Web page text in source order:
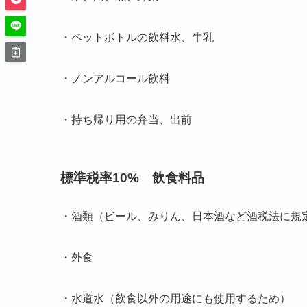
・ペットボトルの飲料水、牛乳
・ノンアルコール飲料
・持ち帰り用の弁当、出前
標準税率10% 飲食料品
・酒類（ビール、みりん、日本酒など酒税法に規
・外食
・水道水（飲食以外の用途にも使用するため）